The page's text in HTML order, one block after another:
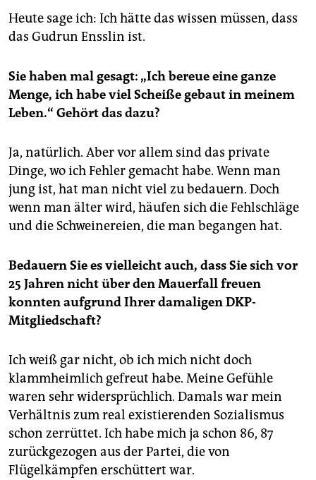
Heute sage ich: Ich hätte das wissen müssen, dass
das Gudrun Ensslin ist.
Sie haben mal gesagt: „Ich bereue eine ganze
Menge, ich habe viel Scheiße gebaut in meinem
Leben.“ Gehört das dazu?
Ja, natürlich. Aber vor allem sind das private
Dinge, wo ich Fehler gemacht habe. Wenn man
jung ist, hat man nicht viel zu bedauern. Doch
wenn man älter wird, häufen sich die Fehlschläge
und die Schweinereien, die man begangen hat.
Bedauern Sie es vielleicht auch, dass Sie sich vor
25 Jahren nicht über den Mauerfall freuen
konnten aufgrund Ihrer damaligen DKP-
Mitgliedschaft?
Ich weiß gar nicht, ob ich mich nicht doch
klammheimlich gefreut habe. Meine Gefühle
waren sehr widersprüchlich. Damals war mein
Verhältnis zum real existierenden Sozialismus
schon zerrüttet. Ich habe mich ja schon 86, 87
zurückgezogen aus der Partei, die von
Flügelkämpfen erschüttert war.